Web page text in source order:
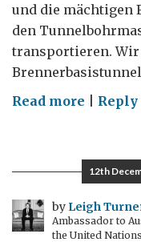
und die mächtigen
den
transportieren. Wir
Read more on
ein
Reply
12th
by Leigh
Ambassador to
the United